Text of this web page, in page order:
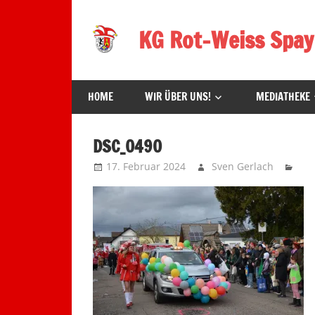
Inhalt
springen
KG Rot-Weiss
in
Spay!
HOME WIR ÜBER UNS! MEDIATHEKE
DSC_0490
17. Februar 2024 Sven Gerlach